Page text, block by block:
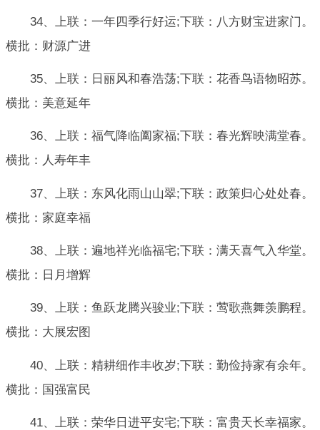
34、上联：一年四季行好运;下联：八方财宝进家门。
横批：财源广进
35、上联：日丽风和春浩荡;下联：花香鸟语物昭苏。
横批：美意延年
36、上联：福气降临阖家福;下联：春光辉映满堂春。
横批：人寿年丰
37、上联：东风化雨山山翠;下联：政策归心处处春。
横批：家庭幸福
38、上联：遍地祥光临福宅;下联：满天喜气入华堂。
横批：日月增辉
39、上联：鱼跃龙腾兴骏业;下联：莺歌燕舞羡鹏程。
横批：大展宏图
40、上联：精耕细作丰收岁;下联：勤俭持家有余年。
横批：国强富民
41、上联：荣华日进平安宅;下联：富贵天长幸福家。